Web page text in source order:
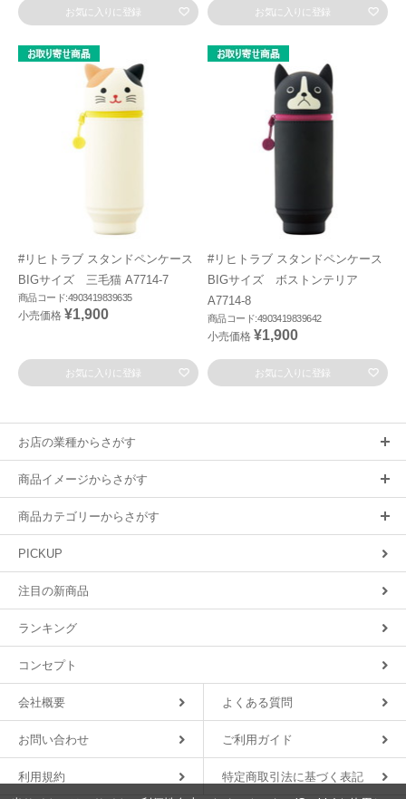
お気に入りに登録 お気に入りに登録
#リヒトラブ スタンドペンケース
BIGサイズ 三毛猫 A7714-7
商品コード:4903419839635
小売価格 ¥1,900
お気に入りに登録
#リヒトラブ スタンドペンケース
BIGサイズ ボストンテリア
A7714-8
商品コード:4903419839642
小売価格 ¥1,900
お気に入りに登録
お店の業種からさがす
商品イメージからさがす
商品カテゴリーからさがす
PICKUP
注目の新商品
ランキング
コンセプト
会社概要 よくある質問
お問い合わせ ご利用ガイド
利用規約
特定商取引法に基づく表記